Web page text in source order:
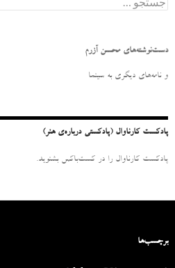
س
و
ر
دست‌نوشته‌های محسن آزرم
و نامه‌‌های دیگری به سینما
پادکست کارناوال (پادکستی درباره‌ی هنر)
پادکست کارناوال را در کست‌باکس بشنوید.
برچسب‌ها